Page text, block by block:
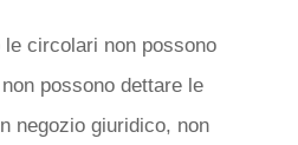
le circolari non possono
possono dettare le
negozio giuridico, non